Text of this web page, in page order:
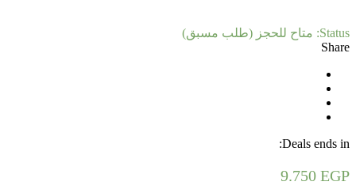
Status: متاح للحجز (طلب مسبق)
Share
Deals ends in:
9.750 EGP